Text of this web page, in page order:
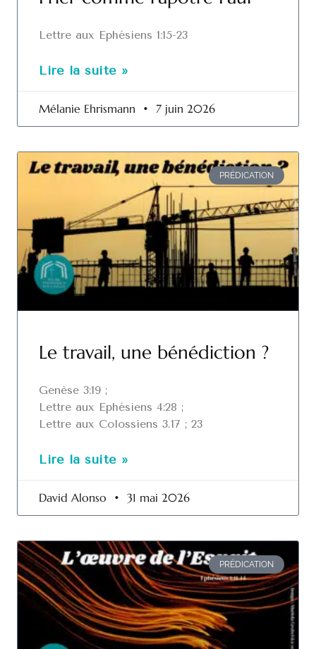
Lettre aux Ephésiens 1:15-23
Lire la suite »
Mélanie Ehrismann 7 juin 2026
PRÉDICATION
Le travail, une bénédiction ?
Genèse 3:19 ;
Lettre aux Ephésiens 4:28 ;
Lettre aux Colossiens 3.17 ; 23
Lire la suite »
David Alonso 31 mai 2026
PRÉDICATION